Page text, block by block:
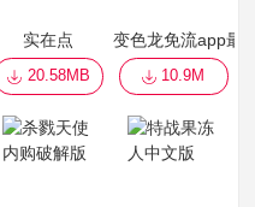
实在点
20.58MB
变色龙免流app最
10.9M